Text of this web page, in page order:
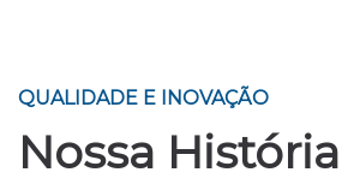
QUALIDADE E INOVAÇÃO
Nossa História